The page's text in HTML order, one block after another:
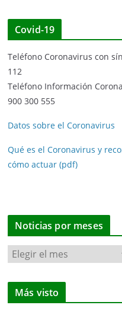
Covid-19
Teléfono Coronavirus con
112
Teléfono Información
900 300 555
Datos sobre el Coronavirus
Qué es el Coronavirus y
cómo actuar (pdf)
Noticias por meses
N
o
t
Más visto